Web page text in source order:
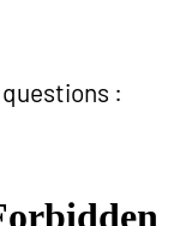
: